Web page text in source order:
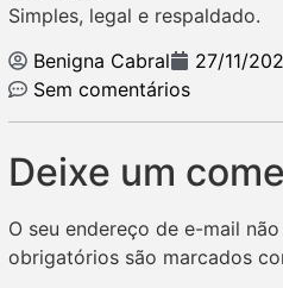
Simples, legal e respaldado.
Benigna Cabral
27/11/
Sem comentários
Deixe um
O seu endereço de e-mail
obrigatórios são marcados